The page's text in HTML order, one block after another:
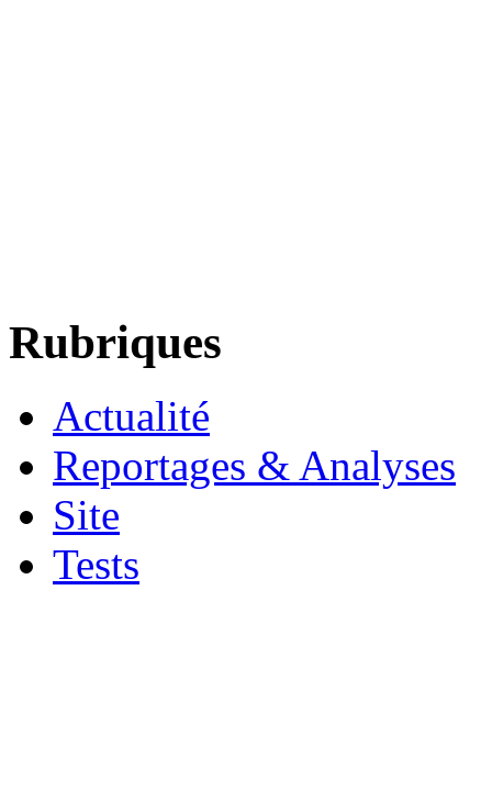
Rubriques
Actualité
Reportages & Analyses
Site
Tests